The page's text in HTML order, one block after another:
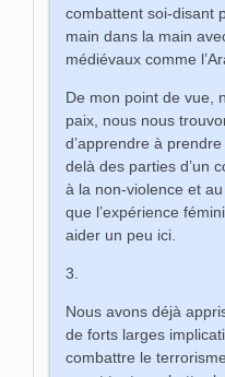
combattent soi-disant
main dans la main
médiévaux comme
De mon point de vue,
paix, nous nous
d’apprendre à
delà des parties d’un
à la non-violence et
que l’expérience
aider un peu ici.
3.
Nous avons déjà
de forts larges
combattre le